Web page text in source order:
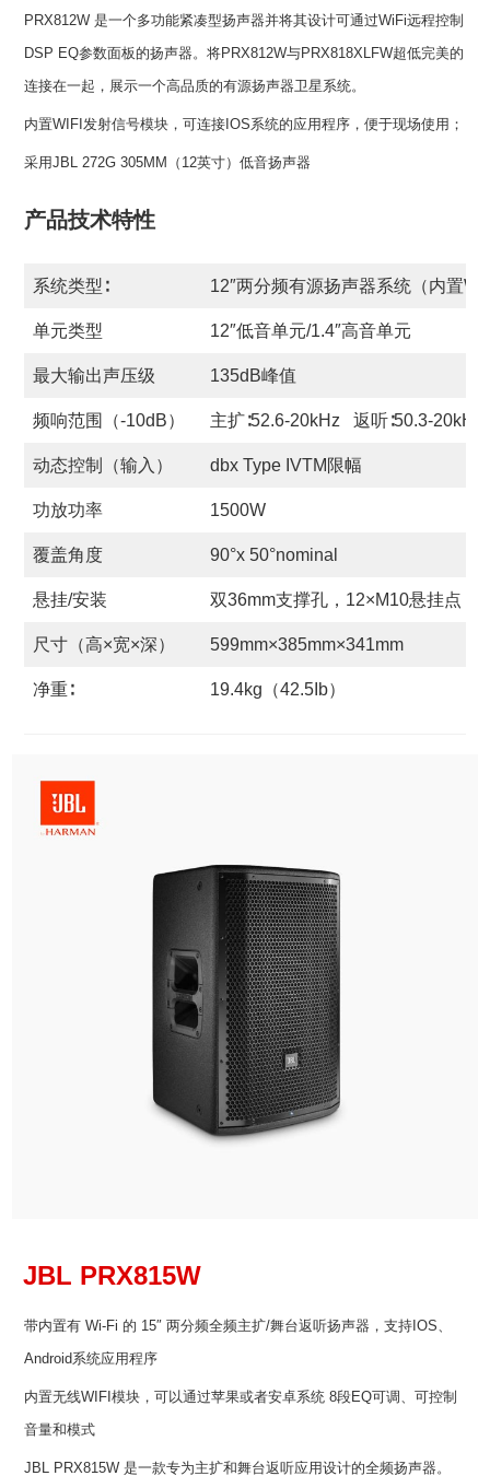
PRX812W 是一个多功能紧凑型扬声器并将其设计可通过WiFi远程控制
DSP EQ参数面板的扬声器。将PRX812W与PRX818XLFW超低完美的
连接在一起，展示一个高品质的有源扬声器卫星系统。
内置WIFI发射信号模块，可连接IOS系统的应用程序，便于现场使用；
采用JBL 272G 305MM（12英寸）低音扬声器
产品技术特性
系统类型∶ 12″两分频有源扬声器系统（内置
单元类型 12″低音单元/1.4″高音单元
最大输出声压级 135dB峰值
频响范围（-10dB） 主扩∶52.6-20kHz 返听∶50.3-20kHz
动态控制（输入） dbx Type IVTM限幅
功放功率 1500W
覆盖角度 90°x 50°nominal
悬挂/安装 双36mm支撑孔，12×M10悬挂点
尺寸（高×宽×深） 599mm×385mm×341mm
净重∶ 19.4kg（42.5Ib）
JBL PRX815W
带内置有 Wi-Fi 的 15″ 两分频全频主扩/舞台返听扬声器，支持IOS、
Android系统应用程序
内置无线WIFI模块，可以通过苹果或者安卓系统 8段EQ可调、可控制
音量和模式
JBL PRX815W 是一款专为主扩和舞台返听应用设计的全频扬声器。